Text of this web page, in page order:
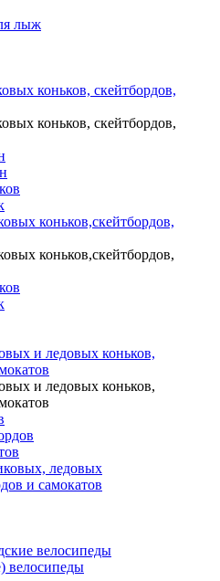
лыж
коньков, скейтбордов,
коньков, скейтбордов,
коньков,скейтбордов,
коньков,скейтбордов,
и ледовых коньков,
и ледовых коньков,
ледовых
и самокатов
велосипеды
велосипеды